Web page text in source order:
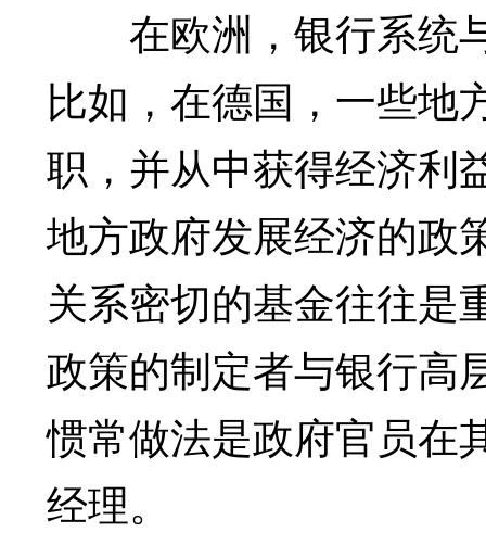
在欧洲，银行系统
比如，在德国，一些地
职，并从中获得经济利
地方政府发展经济的政
关系密切的基金往往是
政策的制定者与银行高
惯常做法是政府官员在
经理。